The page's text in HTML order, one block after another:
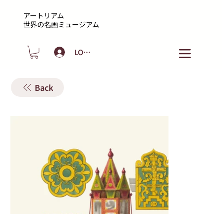
アートリアム
​世界の名画ミュージアム
LOGIN
Back